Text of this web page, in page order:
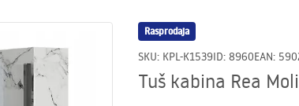
Rasprodaja
SKU: KPL-K1539ID: 8960EAN:
Tuš kabina Rea